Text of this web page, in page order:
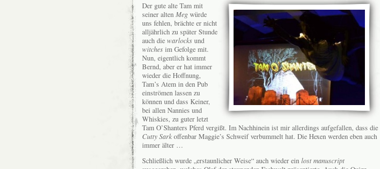
Der gute alte Tam mit
seiner alten Meg würde
uns fehlen, brächte er nicht
alljährlich zu später Stunde
auch die warlocks und
witches im Gefolge mit.
Nun, eigentlich kommt
Bernd, aber er hat immer
wieder die Hoffnung,
Tam’s Atem in den Pub
einströmen lassen zu
können und dass Keiner,
bei allen Nannies und
Whiskies, zu guter letzt
Tam O’Shanters Pferd vergißt. Im Nachhinein ist mir allerdings aufgefallen, dass die
Cutty Sark offenbar Maggie’s Schweif verbummelt hat. Die Hexen werden eben auch
immer älter …
Schließlich wurde „erstaunlicher Weise“ auch wieder ein lost manuscript